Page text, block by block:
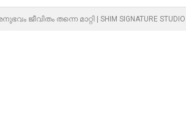
തന്നെ മാറ്റി | SHIM SIGNATURE STUDIO